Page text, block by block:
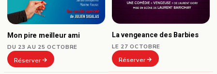
Mon pire meilleur ami
DU 23 AU 25 OCTOBRE
Réserver
La vengeance des Barbies
LE 27 OCTOBRE
Réserver